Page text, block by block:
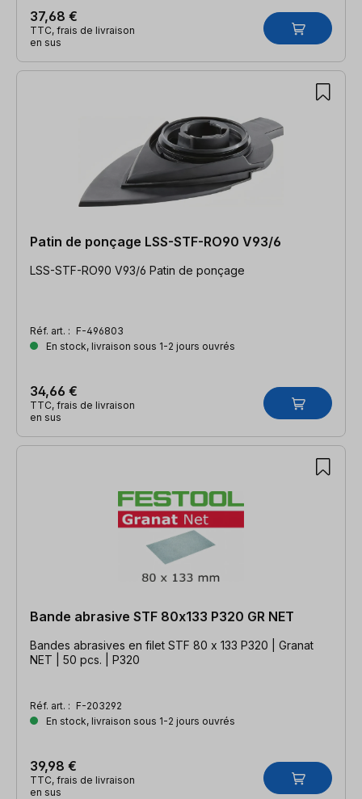
37,68 €
TTC, frais de livraison
en sus
Patin de ponçage LSS-STF-RO90 V93/6
LSS-STF-RO90 V93/6 Patin de ponçage
Réf. art. : F-496803
En stock, livraison sous 1-2 jours ouvrés
34,66 €
TTC, frais de livraison
en sus
Bande abrasive STF 80x133 P320 GR NET
Bandes abrasives en filet STF 80 x 133 P320 | Granat
NET | 50 pcs. | P320
Réf. art. : F-203292
En stock, livraison sous 1-2 jours ouvrés
39,98 €
TTC, frais de livraison
en sus